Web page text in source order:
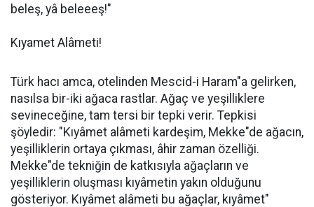
beleş, yâ beleeeş!"
Kıyamet Alâmeti!
Türk hacı amca, otelinden Mescid-i Haram"a gelirken,
nasılsa bir-iki ağaca rastlar. Ağaç ve yeşilliklere
sevineceğine, tam tersi bir tepki verir. Tepkisi
şöyledir: "Kıyâmet alâmeti kardeşim, Mekke"de ağacın,
yeşilliklerin ortaya çıkması, âhir zaman özelliği.
Mekke"de tekniğin de katkısıyla ağaçların ve
yeşilliklerin oluşması kıyâmetin yakın olduğunu
gösteriyor. Kıyâmet alâmeti bu ağaçlar, kıyâmet"